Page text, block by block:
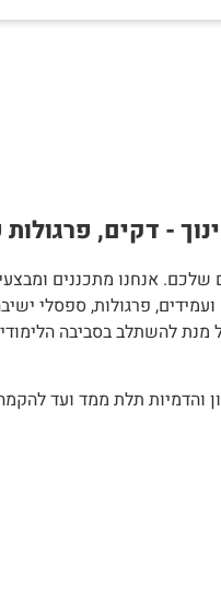
- דקים, פרגולות
אנחנו מתכננים
פרגולות, ספסלי
להשתלב בסביבה
והדמיות תלת ממד ועד